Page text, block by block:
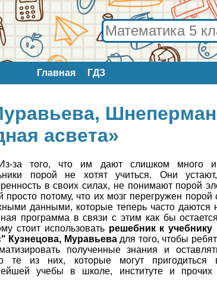
Главная ГДЗ
асвета»
Из-за того, что им дают слишком много
порой не хотят учиться. Они
в своих силах, не понимают порой
просто потому, что их мозг перегружен
данными, которые теперь часто даются
программа в связи с этим как бы
стоит использовать решебник к
Кузнецова, Муравьевадля того, чтобы
полученные знания и
те из них, которые могут пригодиться
учебы в школе, институте и прочих